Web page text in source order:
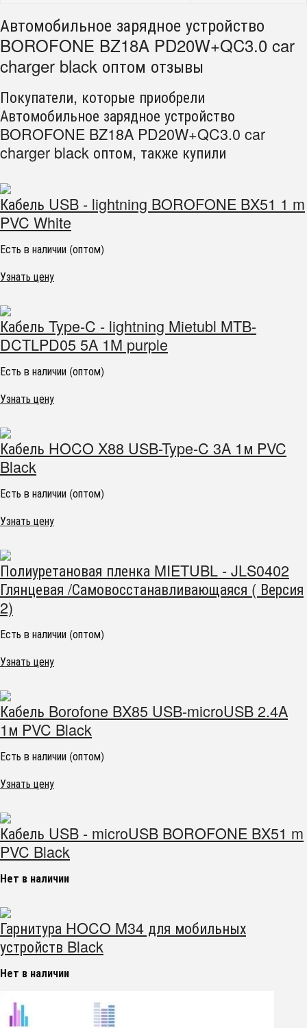
Автомобильное зарядное устройство
BOROFONE BZ18A PD20W+QC3.0 car
charger black оптом отзывы
Покупатели, которые приобрели
Автомобильное зарядное устройство
BOROFONE BZ18A PD20W+QC3.0 car
charger black оптом, также купили
Кабель USB - lightning BOROFONE BX51 1 m
PVC White
Есть в наличии (оптом)
Узнать цену
Кабель Type-C - lightning Mietubl MTB-
DCTLPD05 5A 1M purple
Есть в наличии (оптом)
Узнать цену
Кабель HOCO X88 USB-Type-C 3A 1м PVC
Black
Есть в наличии (оптом)
Узнать цену
Полиуретановая пленка MIETUBL - JLS0402
Глянцевая /Самовосстанавливающаяся ( Версия
2)
Есть в наличии (оптом)
Узнать цену
Кабель Borofone BX85 USB-microUSB 2.4A
1м PVC Black
Есть в наличии (оптом)
Узнать цену
Кабель USB - microUSB BOROFONE BX51 m
PVC Black
Нет в наличии
Гарнитура HOCO M34 для мобильных
устройств Black
Нет в наличии